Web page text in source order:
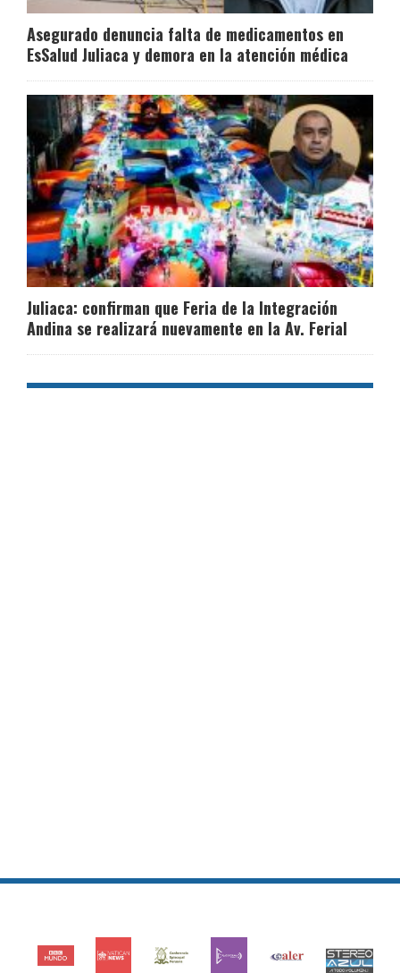
Asegurado denuncia falta de medicamentos en
EsSalud Juliaca y demora en la atención médica
Juliaca: confirman que Feria de la Integración
Andina se realizará nuevamente en la Av. Ferial